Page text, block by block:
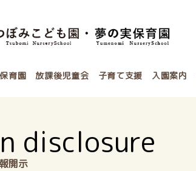
育園 放課後児童会 子育て支援 入園案内
disclosure
開示